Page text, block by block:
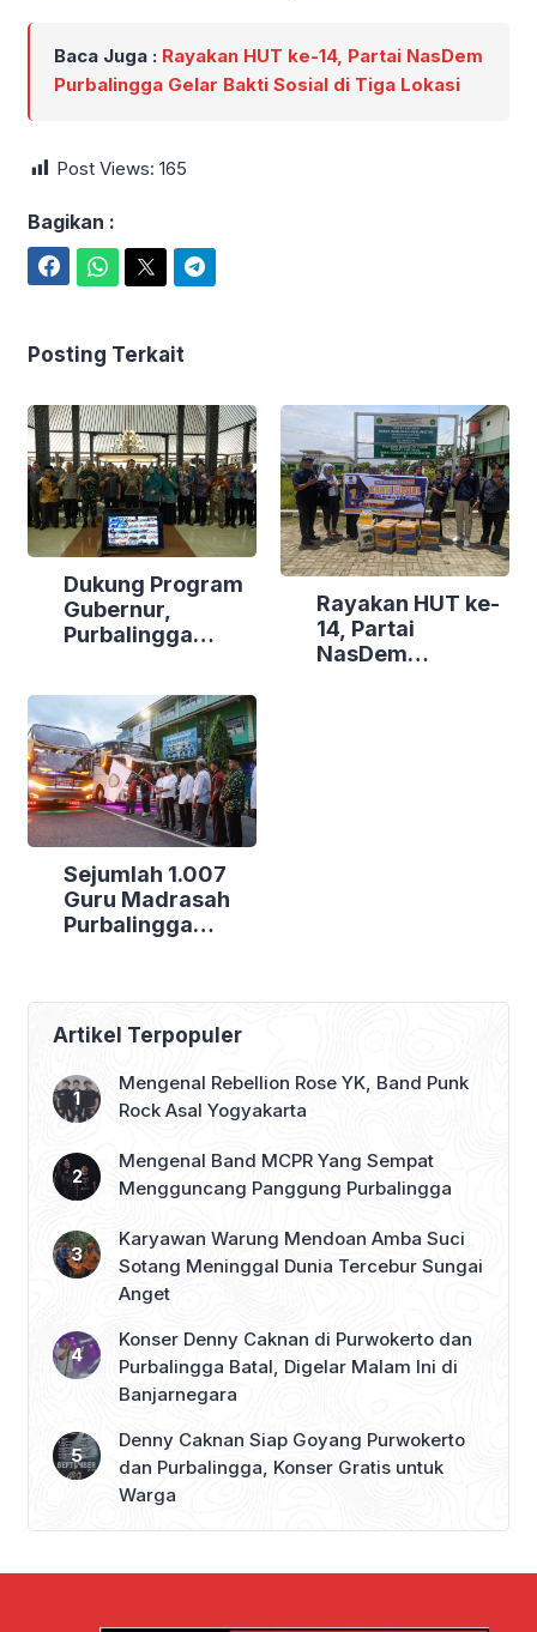
Baca Juga : Rayakan HUT ke-14, Partai NasDem
Purbalingga Gelar Bakti Sosial di Tiga Lokasi
Post Views: 165
Bagikan :
Posting Terkait
Dukung Program
Gubernur,
Purbalingga
Kecamatan
Berdaya
Rayakan HUT ke-
14, Partai
NasDem
Sejumlah 1.007
Guru Madrasah
Purbalingga
Purbalingga Beri
Dukungan Penuh
Artikel Terpopuler
Mengenal Rebellion Rose YK, Band Punk
Rock Asal Yogyakarta
Mengenal Band MCPR Yang Sempat
Mengguncang Panggung Purbalingga
Karyawan Warung Mendoan Amba Suci
Sotang Meninggal Dunia Tercebur Sungai
Anget
Konser Denny Caknan di Purwokerto dan
Purbalingga Batal, Digelar Malam Ini di
Banjarnegara
Denny Caknan Siap Goyang Purwokerto
dan Purbalingga, Konser Gratis untuk
Warga